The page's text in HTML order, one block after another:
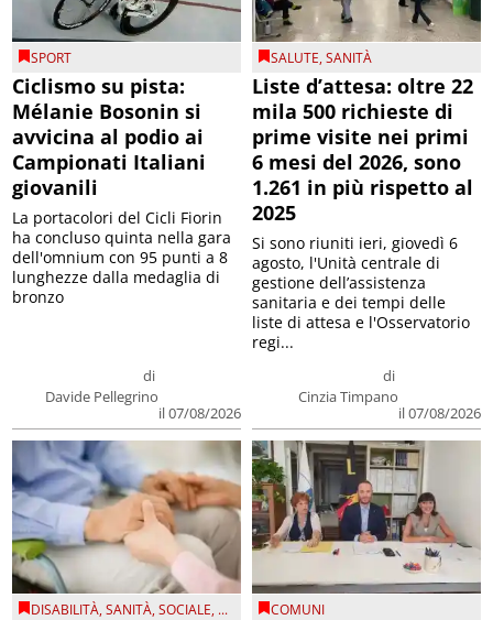
SPORT
Ciclismo su pista:
Mélanie Bosonin si
avvicina al podio ai
Campionati Italiani
giovanili
di
Davide Pellegrino
il 07/08/2026
La portacolori del Cicli Fiorin
ha concluso quinta nella gara
dell'omnium con 95 punti a 8
lunghezze dalla medaglia di
bronzo
SALUTE,SANITÀ
Liste d’attesa: oltre 22
mila 500 richieste di
prime visite nei primi
6 mesi del 2026, sono
1.261 in più rispetto al
2025
di
Cinzia Timpano
il 07/08/2026
Si sono riuniti ieri, giovedì 6
agosto, l'Unità centrale di
gestione dell’assistenza
sanitaria e dei tempi delle
liste di attesa e l'Osservatorio
regi...
DISABILITÀ,SANITÀ,SOCIALE, ... COMUNI